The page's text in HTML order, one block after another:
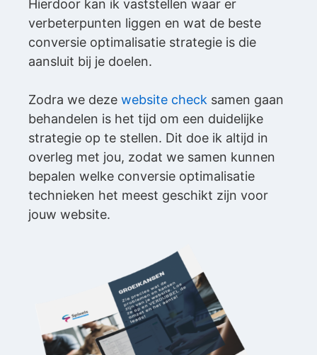
Hierdoor kan ik vaststellen waar er
verbeterpunten liggen en wat de beste
conversie optimalisatie strategie is die
aansluit bij je doelen.
Zodra we deze website check samen gaan
behandelen is het tijd om een duidelijke
strategie op te stellen. Dit doe ik altijd in
overleg met jou, zodat we samen kunnen
bepalen welke conversie optimalisatie
technieken het meest geschikt zijn voor
jouw website.